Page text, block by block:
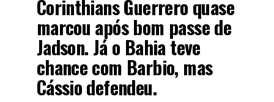
Corinthians Guerrero quase
marcou após bom passe de
Jadson. Já o Bahia teve
chance com Barbio, mas
Cássio defendeu.